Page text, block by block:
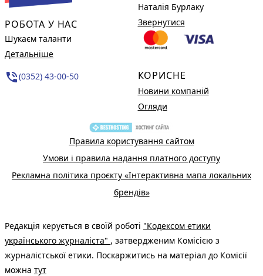
РОБОТА У НАС
Шукаєм таланти
Детальніше
phone_in_talk(0352) 43-00-50
Наталія Бурлаку
Звернутися
КОРИСНЕ
Новини компаній
Огляди
Правила користування сайтом
Умови і правила надання платного доступу
Рекламна політика проєкту «Інтерактивна мапа локальних
брендів»
Редакція керується в своїй роботі "Кодексом етики
українського журналіста" , затвердженим Комісією з
журналістської етики. Поскаржитись на матеріал до Комісії
можна тут